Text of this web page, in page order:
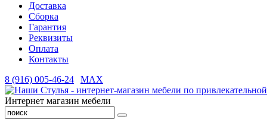
Доставка
Сборка
Гарантия
Реквизиты
Оплата
Контакты
8 (916) 005-46-24
MAX
Интернет магазин мебели